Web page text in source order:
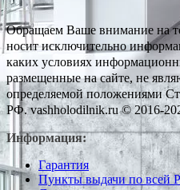
Обращаем Ваше внимание на
носит исключительно
каких условиях
размещенные на сайте, не
определяемой положениями
РФ. vashholodilnik.ru © 2016-
Информация:
Гарантия
Пункты выдачи по всей